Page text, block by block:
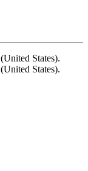
States).
States).